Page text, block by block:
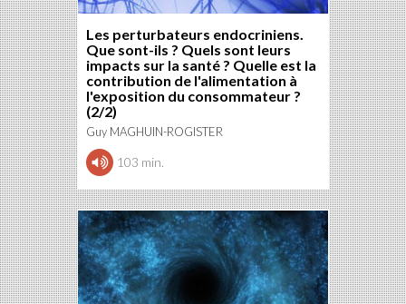
Les perturbateurs endocriniens.
Que sont-ils ? Quels sont leurs
impacts sur la santé ? Quelle est la
contribution de l'alimentation à
l'exposition du consommateur ?
(2/2)
Guy MAGHUIN-ROGISTER
103 min.